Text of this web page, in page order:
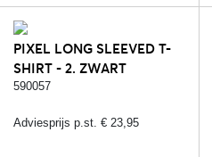
PIXEL LONG SLEEVED T-
SHIRT - 2. ZWART
590057
Adviesprijs p.st. € 23,95